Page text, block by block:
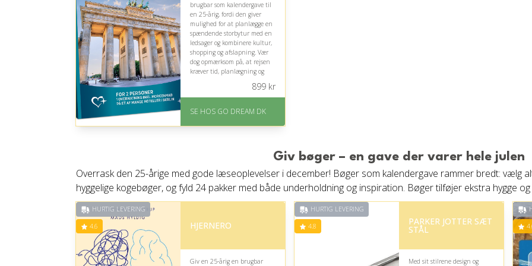
brugbar som kalendergave til
en 25-årig, fordi den giver
mulighed for at planlægge en
spændende storbytur med en
ledsager og kombinere kultur,
shopping og afslapning. Vær
dog opmærksom på, at rejsen
kræver tid, planlægning og
På lager
Levering: E-gavekort kan
899kr
SE HOS GO DREAM DK
Giv bøger – en gave der varer hele julen
Overrask den 25-årige med gode læseoplevelser i december! Bøger som kalendergave rammer bredt: vælg
hyggelige kogebøger, og fyld 24 pakker med både underholdning og inspiration. Bøger tilføjer ekstra hygge
HURTIG LEVERING
4.6 HJERNERO
Giv en 25-årig en brugbar
HURTIG LEVERING
4.8 PARKER JOTTER SÆT
STÅL
Med sit stilrene design og